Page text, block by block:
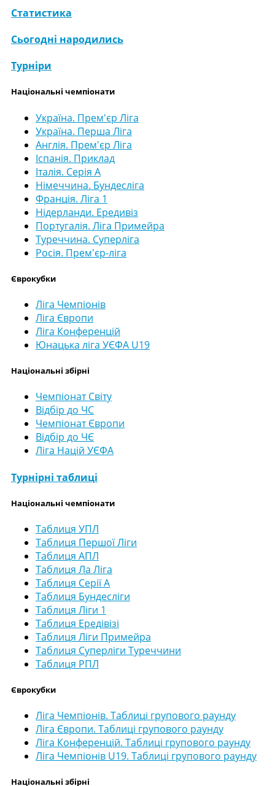
Статистика
Сьогодні народились
Турніри
Національні чемпіонати
Україна. Прем'єр Ліга
Україна. Перша Ліга
Англія. Прем'єр Ліга
Іспанія. Приклад
Італія. Серія А
Німеччина. Бундесліга
Франція. Ліга 1
Нідерланди. Ередивіз
Португалія. Ліга Примейра
Туреччина. Суперліга
Росія. Прем'єр-ліга
Єврокубки
Ліга Чемпіонів
Ліга Європи
Ліга Конференцій
Юнацька ліга УЄФА U19
Національні збірні
Чемпіонат Світу
Відбір до ЧС
Чемпіонат Європи
Відбір до ЧЄ
Ліга Націй УЄФА
Турнірні таблиці
Національні чемпіонати
Таблиця УПЛ
Таблиця Першої Ліги
Таблиця АПЛ
Таблиця Ла Ліга
Таблиця Серії А
Таблиця Бундесліги
Таблиця Ліги 1
Таблиця Ередівізі
Таблиця Ліги Примейра
Таблиця Суперліги Туреччини
Таблиця РПЛ
Єврокубки
Ліга Чемпіонів. Таблиці групового раунду
Ліга Європи. Таблиці групового раунду
Ліга Конференцій. Таблиці групового раунду
Ліга Чемпіонів U19. Таблиці групового раунду
Національні збірні